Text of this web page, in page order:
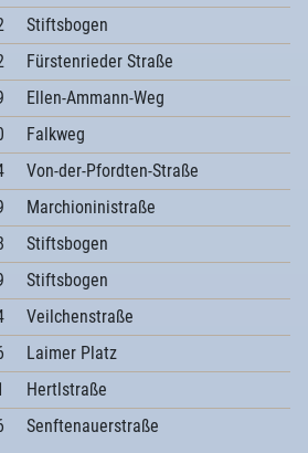
Stiftsbogen
Fürstenrieder Straße
Ellen-Ammann-Weg
Falkweg
Von-der-Pfordten-Straße
Marchioninistraße
Stiftsbogen
Stiftsbogen
Veilchenstraße
Laimer Platz
Hertlstraße
Senftenauerstraße